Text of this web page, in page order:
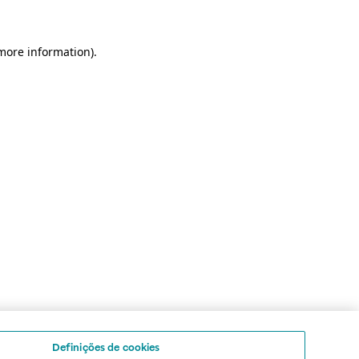
information).
Definições de cookies